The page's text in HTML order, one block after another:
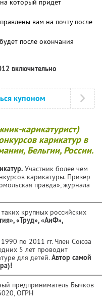
который придет
вам на почту после
после окончания
включительно
купоном
карикатурист)
карикатур в
Бельгии, России.
Участник более чем
карикатуры. Призер
правда», журнала
крупных российских
«Труд», «АиФ»,
по 2011 гг. Член Союза
5 лет проводит
для детей.Автор самой
предприниматель Бычков
, ОГРН